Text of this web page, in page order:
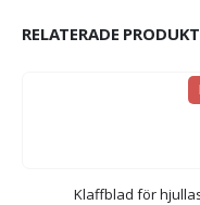
RELATERADE
Klaffblad för